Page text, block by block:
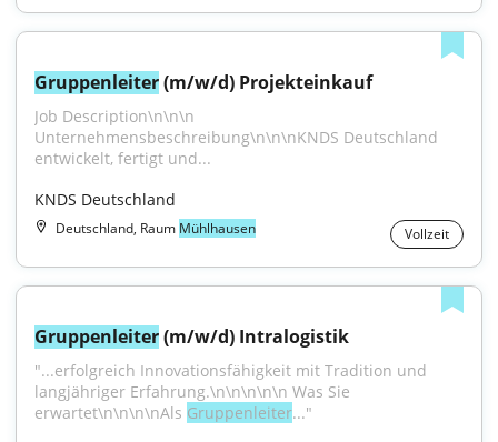
Gruppenleiter (m/w/d) Projekteinkauf
Job Description\n\n\n
Unternehmensbeschreibung\n\n\nKNDS Deutschland
entwickelt, fertigt und...
KNDS Deutschland
Deutschland, Raum Mühlhausen Vollzeit
Gruppenleiter (m/w/d) Intralogistik
"...erfolgreich Innovationsfähigkeit mit Tradition und
langjähriger Erfahrung.\n\n\n\n\n Was Sie
erwartet\n\n\n\nAls Gruppenleiter..."